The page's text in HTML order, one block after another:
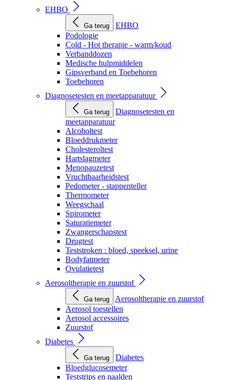
EHBO
Ga terug
EHBO
Podologie
Cold - Hot therapie - warm/koud
Verbanddozen
Medische hulpmiddelen
Gipsverband en Toebehoren
Toebehoren
Diagnosetesten en meetapparatuur
Ga terug
Diagnosetesten en
meetapparatuur
Alcoholtest
Bloeddrukmeter
Cholesteroltest
Hartslagmeter
Menopauzetest
Vruchtbaarheidstest
Pedometer - stappenteller
Thermometer
Weegschaal
Spirometer
Saturatiemeter
Zwangerschapstest
Drugtest
Teststroken : bloed, speeksel, urine
Bodyfatmeter
Ovulatietest
Aerosoltherapie en zuurstof
Ga terug
Aerosoltherapie en zuurstof
Aerosol toestellen
Aerosol accessoires
Zuurstof
Diabetes
Ga terug
Diabetes
Bloedglucosemeter
Teststrips en naalden